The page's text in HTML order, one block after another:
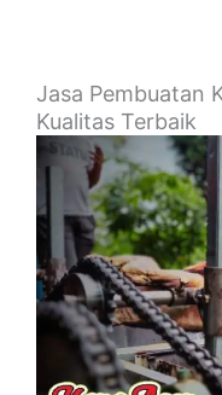
Jasa Pembuatan
Kualitas Terbaik